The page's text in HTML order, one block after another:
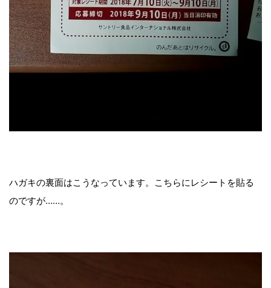
ハガキの裏面はこうなっています。こちらにレシートを貼る
のですが……。